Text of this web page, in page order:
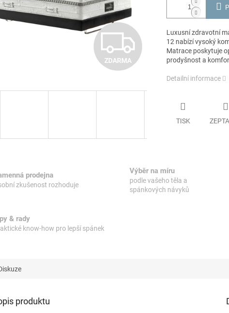
Z
D
R
M
ZDARMA
Luxusní zdravotní
12 nabízí vysoký
Matrace poskytuje
prodyšnost a
Detailní informace
TISK
prodejna
zkušenost rozhoduje
Výběr na míru
podle vašeho těla a
spánkových návyků
& rady
know-how pro lepší spánek
produktu